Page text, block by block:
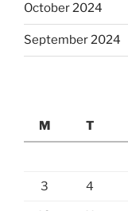
October 2024
September 2024
M
T
3 4